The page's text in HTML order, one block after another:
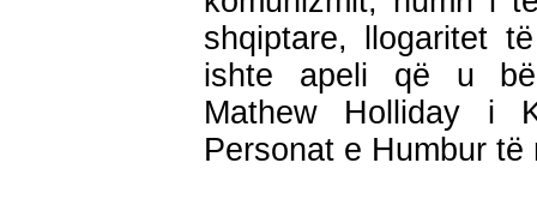
shqiptare, llogaritet
ishte apeli që u
Mathew Holliday i
Personat e Humbur